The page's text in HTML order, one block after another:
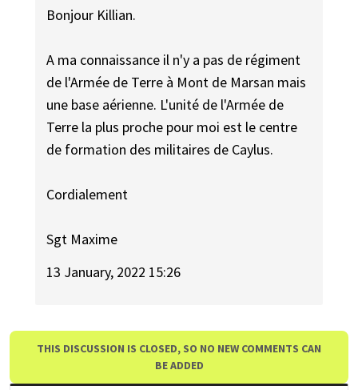
Bonjour Killian.
A ma connaissance il n'y a pas de régiment
de l'Armée de Terre à Mont de Marsan mais
une base aérienne. L'unité de l'Armée de
Terre la plus proche pour moi est le centre
de formation des militaires de Caylus.
Cordialement
Sgt Maxime
13 January, 2022 15:26
THIS DISCUSSION IS CLOSED, SO NO NEW COMMENTS CAN
BE ADDED